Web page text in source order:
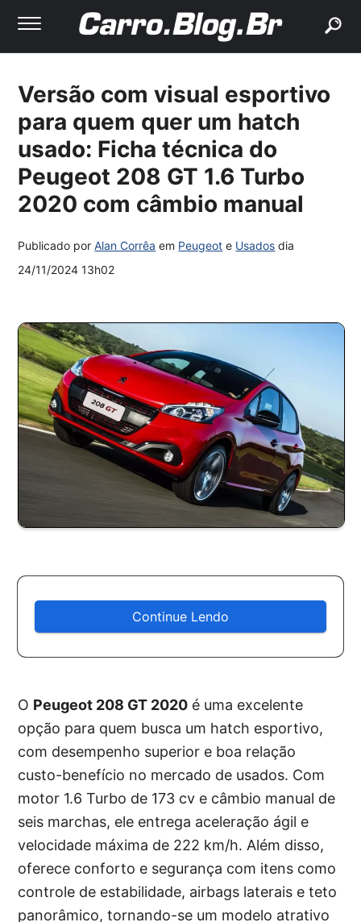
Versão com visual esportivo
para quem quer um hatch
usado: Ficha técnica do
Peugeot 208 GT 1.6 Turbo
2020 com câmbio manual
Publicado porAlan Corrêa em Peugeot e Usados dia
24/11/2024 13h02
Continue Lendo
O Peugeot 208 GT 2020 é uma excelente
opção para quem busca um hatch esportivo,
com desempenho superior e boa relação
custo-benefício no mercado de usados. Com
motor 1.6 Turbo de 173 cv e câmbio manual de
seis marchas, ele entrega aceleração ágil e
velocidade máxima de 222 km/h. Além disso,
oferece conforto e segurança com itens como
controle de estabilidade, airbags laterais e teto
panorâmico, tornando-se um modelo atrativo